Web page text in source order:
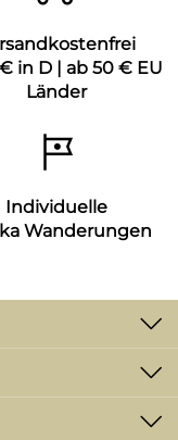
in D | ab 50 € EU
Länder
Individuelle
Wanderungen